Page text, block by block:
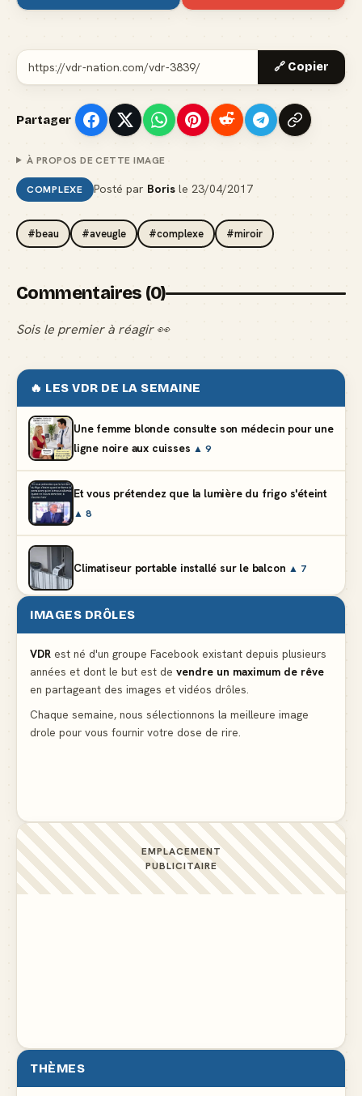
🔗 Copier
Partager
À PROPOS DE CETTE IMAGE
COMPLEXE Posté par Borisle 23/04/2017
#beau #aveugle #complexe #miroir
Commentaires (0)
Sois le premier à réagir 👀
🔥 LES VDR DE LA SEMAINE
Une femme blonde consulte son médecin pour une
ligne noire aux cuisses ▲ 9
Et vous prétendez que la lumière du frigo s'éteint
▲ 8
Climatiseur portable installé sur le balcon ▲ 7
Le mendiant revient avec un livre de cuisine ▲ 5
Ne pleure pas mon Martin, c'est juste du football
IMAGES DRÔLES
VDR est né d'un groupe Facebook existant depuis plusieurs
années et dont le but est de vendre un maximum de rêve
en partageant des images et vidéos drôles.
Chaque semaine, nous sélectionnons la meilleure image
drole pour vous fournir votre dose de rire.
EMPLACEMENT
PUBLICITAIRE
THÈMES